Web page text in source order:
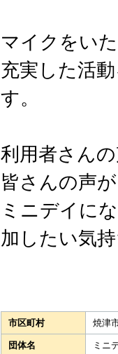
マイクをい
充実した活
す。
利用者さん
皆さんの声
ミニデイに
加したい気
市区町村 焼津
団体名 ミニ